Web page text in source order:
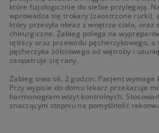
które fizjologicznie do siebie przylegają.
wprowadza się trokary (zaostrzone rurki),
który przesyła obraz z wnętrza ciała,
chirurgiczne. Zabieg polega na
tętnicy oraz przewodu pęcherzykowego,
pęcherzyka żółciowego od wątroby i
zaopatruje się rany.
Zabieg trwa ok. 2 godzin. Pacjent
Przy wypisie do domu lekarz przekazuje
harmonogram wizyt kontrolnych.
znaczącym stopniu na pomyślność